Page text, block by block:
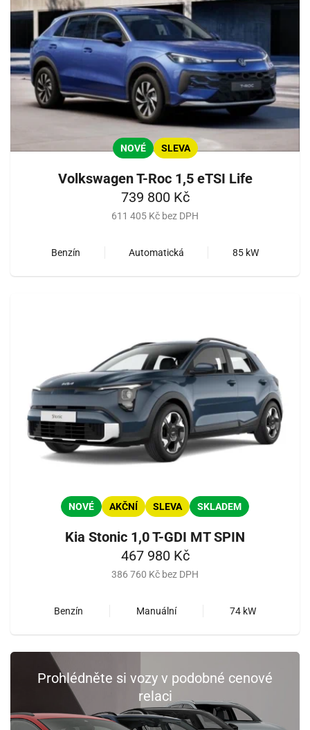
NOVÉ SLEVA
Volkswagen T-Roc 1,5 eTSI Life
739 800 Kč
611 405 Kč bez DPH
Benzín Automatická 85 kW
NOVÉ AKČNÍ SLEVA SKLADEM
Kia Stonic 1,0 T-GDI MT SPIN
467 980 Kč
386 760 Kč bez DPH
Benzín Manuální 74 kW
Prohlédněte si vozy v podobné cenové
relaci